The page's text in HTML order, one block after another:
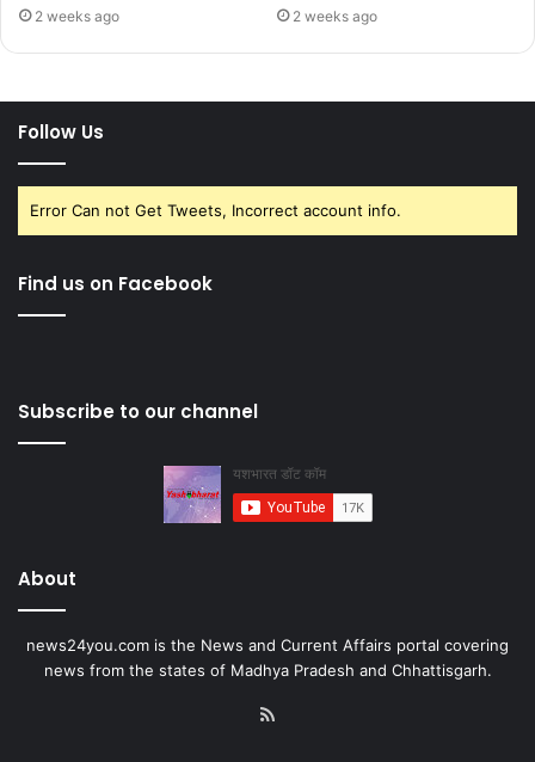
2 weeks ago 2 weeks ago
Follow Us
Error Can not Get Tweets, Incorrect account info.
Find us on Facebook
Subscribe to our channel
About
news24you.com is the News and Current Affairs portal covering
news from the states of Madhya Pradesh and Chhattisgarh.
RSS